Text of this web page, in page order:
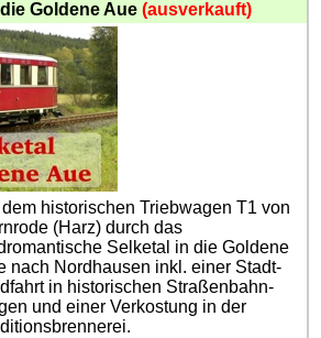
Goldene Aue(ausverkauft)
dem historischen Triebwagen T1 von
(Harz) durch das
Selketal in die Goldene
nach Nordhausen inkl. einer Stadt­
in historischen Straßen­bahn­
und einer Verkostung in der